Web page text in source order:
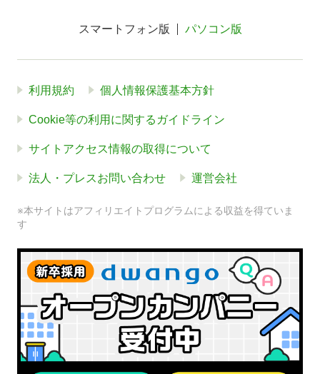
スマートフォン版 パソコン版
利用規約 個人情報保護基本方針
Cookie等の利用に関するガイドライン
サイトアクセス情報の取得について
法人・プレスお問い合わせ 運営会社
※本サイトはアフィリエイトプログラムによる収益を得ていま
す